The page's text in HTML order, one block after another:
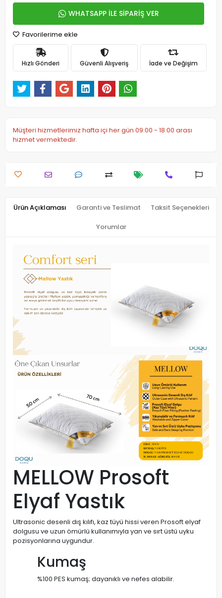
WHATSAPP İLE SİPARİŞ VER
Favorilerime ekle
Hızlı Gönderi Güvenli Alışveriş İade ve Değişim
Müşteri hizmetlerimiz hafta içi her gün 09:00 - 18:00 arası
hizmet vermektedir.
Ürün Açıklaması Garanti ve Teslimat Taksit Seçenekleri
Yorumlar
MELLOW Prosoft
Elyaf Yastık
Ultrasonic desenli dış kılıfı, kaz tüyü hissi veren Prosoft elyaf
dolgusu ve uzun ömürlü kullanımıyla yan ve sırt üstü uyku
pozisyonlarına uygundur.
Kumaş
%100 PES kumaş; dayanıklı ve nefes alabilir.